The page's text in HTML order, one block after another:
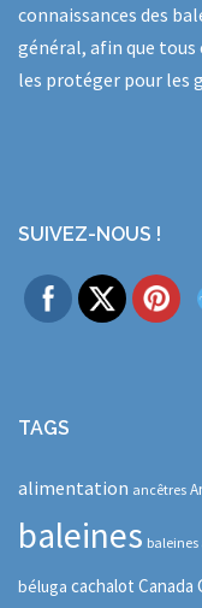
connaissances des
général, afin que tous
les protéger pour les
SUIVEZ-NOUS !
TAGS
alimentation ancêtres
baleines baleines
béluga cachalot Canada